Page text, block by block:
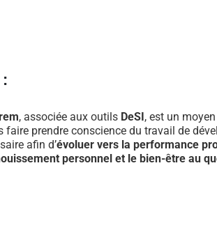
, associée aux outils DeSI, est un
faire prendre conscience du travail de
afin d’évoluer vers la performance
personnel et le bien-être au